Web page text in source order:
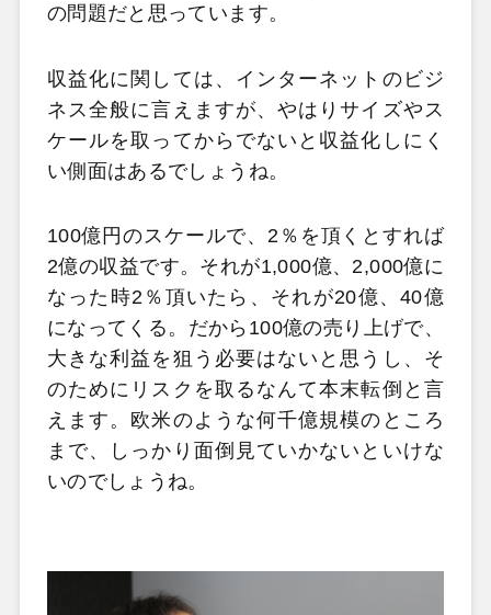
の問題だと思っています。
収益化に関しては、インターネットのビジ
ネス全般に言えますが、やはりサイズやス
ケールを取ってからでないと収益化しにく
い側面はあるでしょうね。
100億円のスケールで、2％を頂くとすれば
2億の収益です。それが1,000億、2,000億に
なった時2％頂いたら、それが20億、40億
になってくる。だから100億の売り上げで、
大きな利益を狙う必要はないと思うし、そ
のためにリスクを取るなんて本末転倒と言
えます。欧米のような何千億規模のところ
まで、しっかり面倒見ていかないといけな
いのでしょうね。